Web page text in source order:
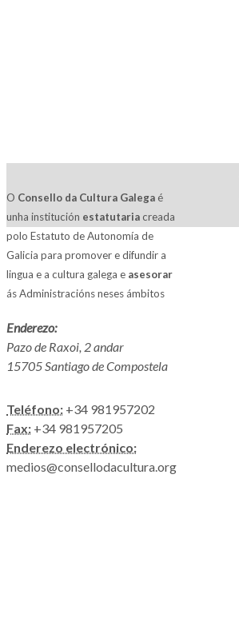
O Consello da Cultura Galega é
unha institución estatutariacreada
polo Estatuto de Autonomía de
Galicia para promover e difundir a
lingua e a cultura galega e asesorar
ás Administracións neses ámbitos
Enderezo:
Pazo de Raxoi, 2 andar
15705 Santiago de Compostela
Teléfono: +34 981957202
Fax: +34 981957205
Enderezo electrónico:
medios@consellodacultura.org